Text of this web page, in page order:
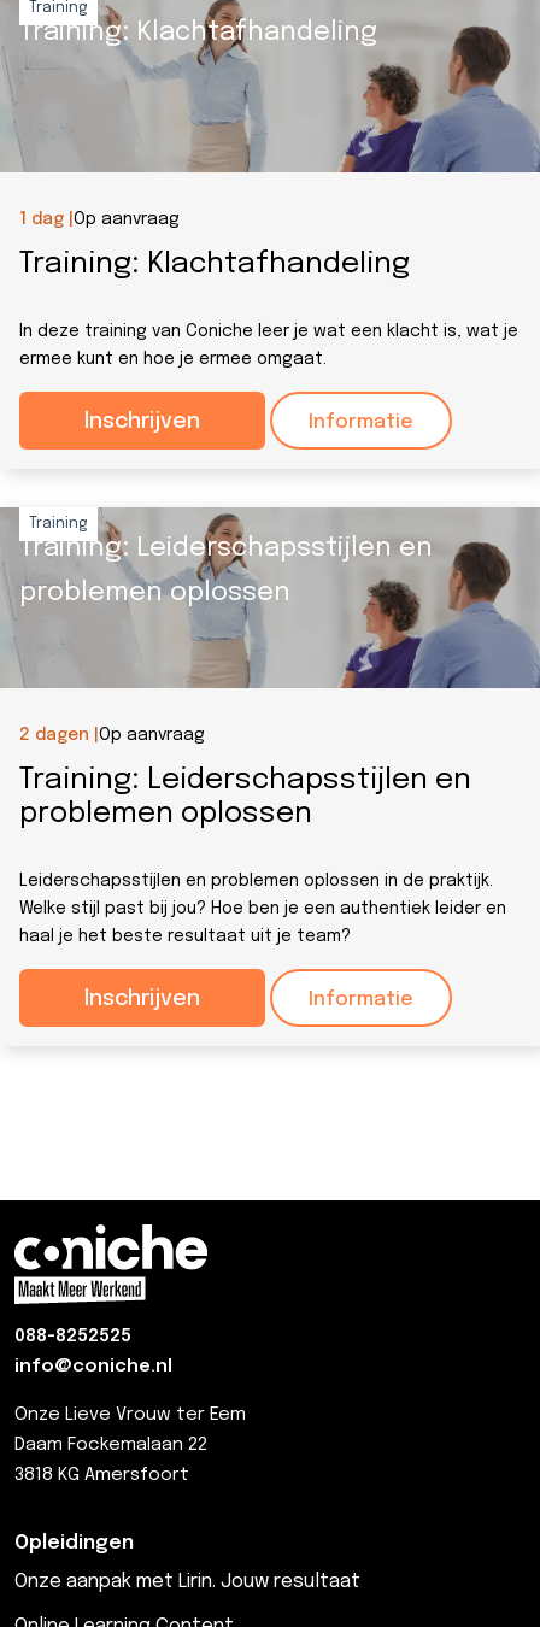
Training: Klachtafhandeling
Training
1 dag | Op aanvraag
Training: Klachtafhandeling
In deze training van Coniche leer je wat een klacht is, wat je
ermee kunt en hoe je ermee omgaat.
Inschrijven Informatie
Training: Leiderschapsstijlen en
problemen oplossen
Training
2 dagen | Op aanvraag
Training: Leiderschapsstijlen en
problemen oplossen
Leiderschapsstijlen en problemen oplossen in de praktijk.
Welke stijl past bij jou? Hoe ben je een authentiek leider en
haal je het beste resultaat uit je team?
Inschrijven Informatie
088-8252525
info@coniche.nl
Onze Lieve Vrouw ter Eem
Daam Fockemalaan 22
3818 KG Amersfoort
Opleidingen
Onze aanpak met Lirin. Jouw resultaat